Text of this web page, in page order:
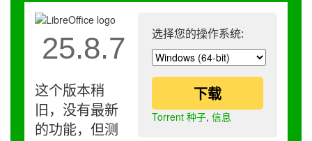
选择您的操作系统:
下载
Torrent 种子, 信息
25.8.7
这个版本稍
旧，没有最新
的功能，但测